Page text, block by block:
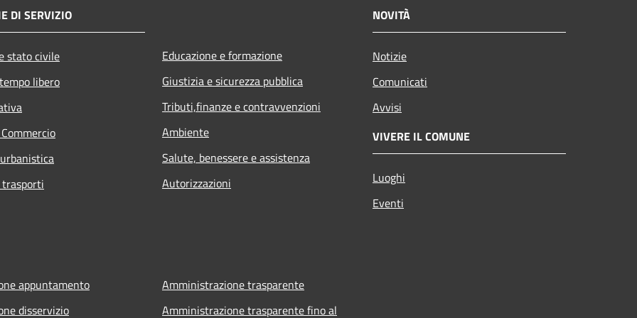
DI SERVIZIO
stato civile
libero
Educazione e formazione
Giustizia e sicurezza pubblica
Tributi,finanze e contravvenzioni
Ambiente
Salute, benessere e assistenza
Autorizzazioni
NOVITÀ
Notizie
Comunicati
Avvisi
VIVERE IL COMUNE
Luoghi
Eventi
appuntamento
disservizio
Amministrazione trasparente
Amministrazione trasparente fino al